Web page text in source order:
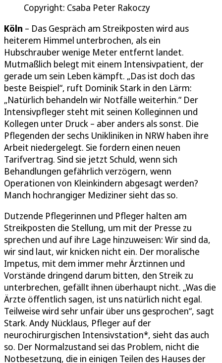
Copyright: Csaba Peter Rakoczy
Köln – Das Gespräch am Streikposten wird aus
heiterem Himmel unterbrochen, als ein
Hubschrauber wenige Meter entfernt landet.
Mutmaßlich belegt mit einem Intensivpatient, der
gerade um sein Leben kämpft. „Das ist doch das
beste Beispiel“, ruft Dominik Stark in den Lärm:
„Natürlich behandeln wir Notfälle weiterhin.“ Der
Intensivpfleger steht mit seinen Kolleginnen und
Kollegen unter Druck – aber anders als sonst. Die
Pflegenden der sechs Unikliniken in NRW haben ihre
Arbeit niedergelegt. Sie fordern einen neuen
Tarifvertrag. Sind sie jetzt Schuld, wenn sich
Behandlungen gefährlich verzögern, wenn
Operationen von Kleinkindern abgesagt werden?
Manch hochrangiger Mediziner sieht das so.
Dutzende Pflegerinnen und Pfleger halten am
Streikposten die Stellung, um mit der Presse zu
sprechen und auf ihre Lage hinzuweisen: Wir sind da,
wir sind laut, wir knicken nicht ein. Der moralische
Impetus, mit dem immer mehr Ärztinnen und
Vorstände dringend darum bitten, den Streik zu
unterbrechen, gefällt ihnen überhaupt nicht. „Was die
Ärzte öffentlich sagen, ist uns natürlich nicht egal.
Teilweise wird sehr unfair über uns gesprochen“, sagt
Stark. Andy Nücklaus, Pfleger auf der
neurochirurgischen Intensivstation*, sieht das auch
so. Der Normalzustand sei das Problem, nicht die
Notbesetzung, die in einigen Teilen des Hauses der